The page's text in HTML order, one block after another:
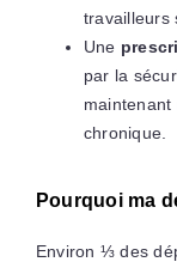
travailleurs
Une
par la
maintenant
chronique.
Pourquoi ma
Environ ⅓ des